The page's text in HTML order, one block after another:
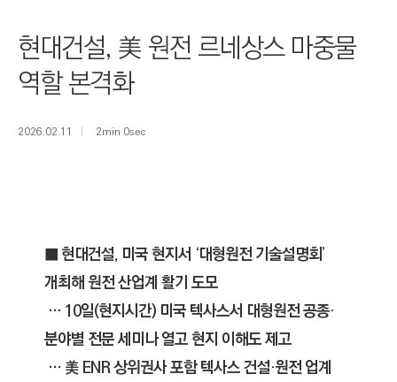
N
E
E
C
O
N
S
T
R
현대건설, 美 원전 르네상스 마중물
역할 본격화
2026.02.11 2min 0sec
■ 현대건설, 미국 현지서 ‘대형원전 기술설명회’
개최해 원전 산업계 활기 도모
… 10일(현지시간) 미국 텍사스서 대형원전 공종·
분야별 전문 세미나 열고 현지 이해도 제고
… 美 ENR 상위권사 포함 텍사스 건설·원전 업계